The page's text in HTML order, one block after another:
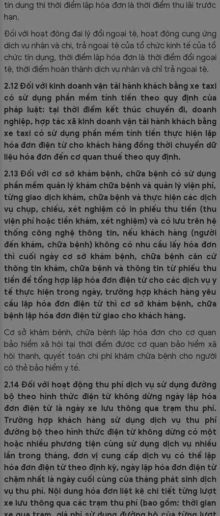
tín dụng thì thời điểm lập hóa đơn là thời điểm thu lãi trước
hạn.
Đối với hoạt động đại lý đổi ngoại tệ, hoạt động cung ứng
dịch vụ nhận và chi, trả ngoại tệ của tổ chức kinh tế của tổ
chức tín dụng, thời điểm lập hóa đơn là thời điểm đổi ngoại
tệ, thời điểm hoàn thành dịch vụ nhận và chỉ trả ngoại tệ.
2.12 Đối với kinh doanh vận tải hành khách bằng xe taxi
có sử dụng phần mềm tính tiền theo quy định của
pháp luật: tại thời điểm kết thúc chuyến đi, doanh
nghiệp, hợp tác xã kinh doanh vận tải hành khách bằng
xe taxi có sử dụng phần mềm tính tiền thực hiện lập
hóa đơn điện tử cho khách hàng đồng thời chuyển dữ
liệu hóa đơn đến cơ quan thuế theo quy định.
2.13 Đối với cơ sở khám bệnh, chữa bệnh có sử dụng
phần mềm quản lý khám chữa bệnh và quản lý viện phí,
từng giao dịch khám, chữa bệnh và thực hiện các dịch
vụ chụp, chiếu, xét nghiệm có in phiếu thu tiền (thu
viện phí hoặc tiền khám, xét nghiệm) và có lưu trên hệ
thống công nghệ thông tin, nếu khách hàng (người
đến khám, chữa bệnh) không có nhu cầu lấy hóa đơn
thì cuối ngày cơ sở khám bệnh, chữa bệnh căn cứ
thông tin khám, chữa bệnh và thông tin từ phiếu thu
tiền để tổng hợp lập hóa đơn điện tử cho các dịch vụ y
tế thực hiện trong ngày, trường hợp khách hàng yêu
cầu lập hóa đơn điện tử thì cơ sở khám bệnh, chữa
bệnh lập hóa đơn điện tử giao cho khách hàng.
Cơ sở khám bệnh, chữa bệnh lập hóa đơn cho cơ quan
bảo hiểm xã hội tại thời điểm được cơ quan bảo hiểm xã
hội thanh, quyết toán chi phí khám chữa bệnh cho người
có thẻ bảo hiểm y tế.
2.14 Đối với hoạt động thu phí dịch vụ sử dụng đường
bộ theo hình thức điện tử không dừng ngày lập hóa
đơn điện tử là ngày xe lưu thông qua trạm thu phí.
Trường hợp khách hàng sử dụng dịch vụ thu phí
đường bộ theo hình thức điện tử không dừng có một
hoặc nhiều phương tiện cùng sử dụng dịch vụ nhiều
lần trong tháng, đơn vị cung cấp dịch vụ có thể lập
hóa đơn điện tử theo định kỳ, ngày lập hóa đơn điện tử
chậm nhất là ngày cuối cùng của tháng phát sinh dịch
vụ thu phí. Nội dung hóa đơn liệt kê chi tiết từng lượt
xe lưu thông qua các trạm thu phí (bao gồm: thời gian